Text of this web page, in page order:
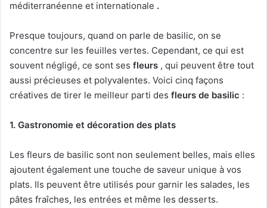
méditerranéenne et internationale .
Presque toujours, quand on parle de basilic, on se
concentre sur les feuilles vertes. Cependant, ce qui est
souvent négligé, ce sont ses fleurs , qui peuvent être tout
aussi précieuses et polyvalentes. Voici cinq façons
créatives de tirer le meilleur parti des fleurs de basilic :
1. Gastronomie et décoration des plats
Les fleurs de basilic sont non seulement belles, mais elles
ajoutent également une touche de saveur unique à vos
plats. Ils peuvent être utilisés pour garnir les salades, les
pâtes fraîches, les entrées et même les desserts.